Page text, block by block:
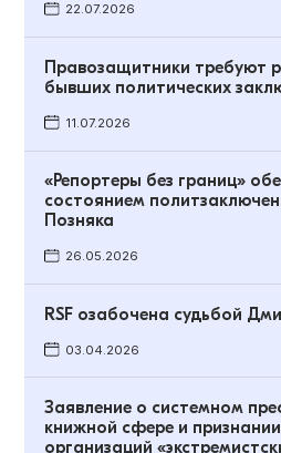
22.07.2026
Правозащитники требуют
бывших политических
11.07.2026
«Репортеры без границ»
состоянием
Позняка
26.05.2026
RSF озабочена судьбой
03.04.2026
Заявление о системном
книжной сфере и
организаций